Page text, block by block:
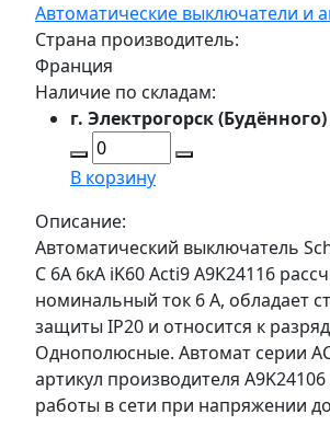
Автоматические выключатели и
Страна производитель:
Франция
Наличие по складам:
г. Электрогорск
В корзину
Описание:
Автоматический выключатель
C 6А 6кА iK60 Acti9 A9K24116
номинальный ток 6 А, обладает
защиты IP20 и относится к
Однополюсные. Автомат серии
артикул производителя A9K24106
работы в сети при напряжении